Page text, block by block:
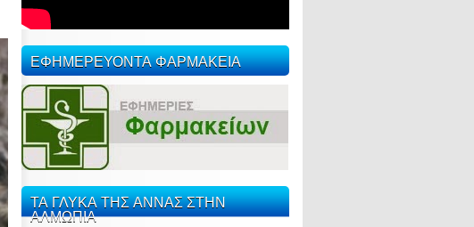
ΕΦΗΜΕΡΕΥΟΝΤΑ ΦΑΡΜΑΚΕΙΑ
ΤΑ ΓΛΥΚΑ ΤΗΣ ΑΝΝΑΣ ΣΤΗΝ
ΑΛΜΩΠΙΑ